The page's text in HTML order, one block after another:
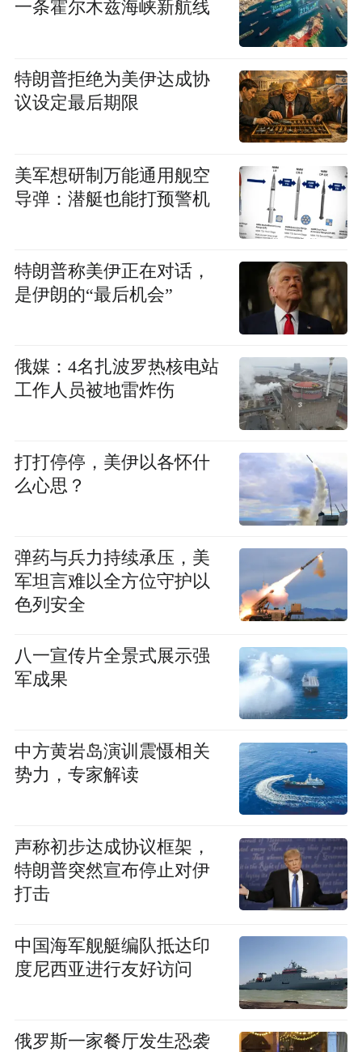
一条霍尔木兹海峡新航线
特朗普拒绝为美伊达成协
议设定最后期限
美军想研制万能通用舰空
导弹：潜艇也能打预警机
特朗普称美伊正在对话，
是伊朗的“最后机会”
俄媒：4名扎波罗热核电站
工作人员被地雷炸伤
打打停停，美伊以各怀什
么心思？
弹药与兵力持续承压，美
军坦言难以全方位守护以
色列安全
八一宣传片全景式展示强
军成果
中方黄岩岛演训震慑相关
势力，专家解读
声称初步达成协议框架，
特朗普突然宣布停止对伊
打击
中国海军舰艇编队抵达印
度尼西亚进行友好访问
俄罗斯一家餐厅发生恐袭